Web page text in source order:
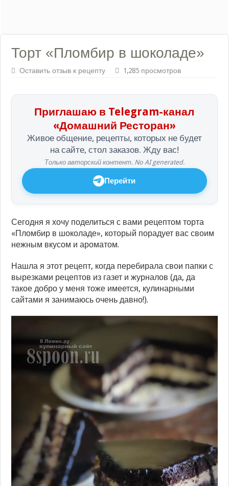
Торт «Пломбир в шоколаде»
Оставить отзыв к рецепту 1,285 просмотров
Приглашаю в Telegram-канал
«Домашний Ресторан»
Живое общение, рецепты, которых не будет
на сайте, стол заказов. Жду вас!
Только авторский контент. No AI generated.
Перейти
Сегодня я хочу поделиться с вами рецептом торта
«Пломбир в шоколаде», который порадует вас своим
нежным вкусом и ароматом.
Нашла я этот рецепт, когда перебирала свои папки с
вырезками рецептов из газет и журналов (да, да
такое добро у меня тоже имеется, кулинарными
сайтами я занимаюсь очень давно!).